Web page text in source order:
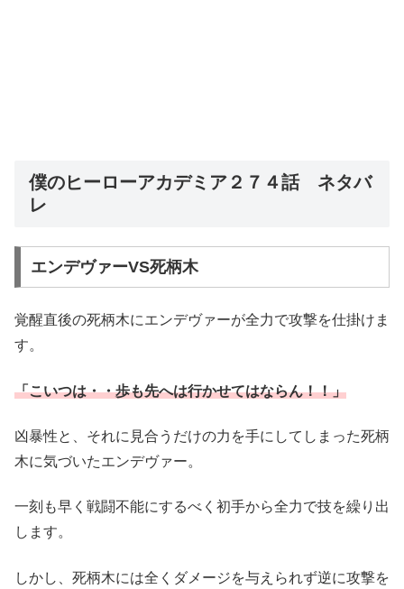
僕のヒーローアカデミア２７４話 ネタバ
レ
エンデヴァーVS死柄木
覚醒直後の死柄木にエンデヴァーが全力で攻撃を仕掛けま
す。
「こいつは・・歩も先へは行かせてはならん！！」
凶暴性と、それに見合うだけの力を手にしてしまった死柄
木に気づいたエンデヴァー。
一刻も早く戦闘不能にするべく初手から全力で技を繰り出
します。
しかし、死柄木には全くダメージを与えられず逆に攻撃を